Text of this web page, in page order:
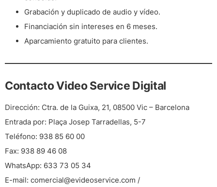
Grabación y duplicado de audio y vídeo.
Financiación sin intereses en 6 meses.
Aparcamiento gratuito para clientes.
Contacto Video Service Digital
Dirección: Ctra. de la Guixa, 21, 08500 Vic – Barcelona
Entrada por: Plaça Josep Tarradellas, 5-7
Teléfono: 938 85 60 00
Fax: 938 89 46 08
WhatsApp: 633 73 05 34
E-mail: comercial@evideoservice.com /